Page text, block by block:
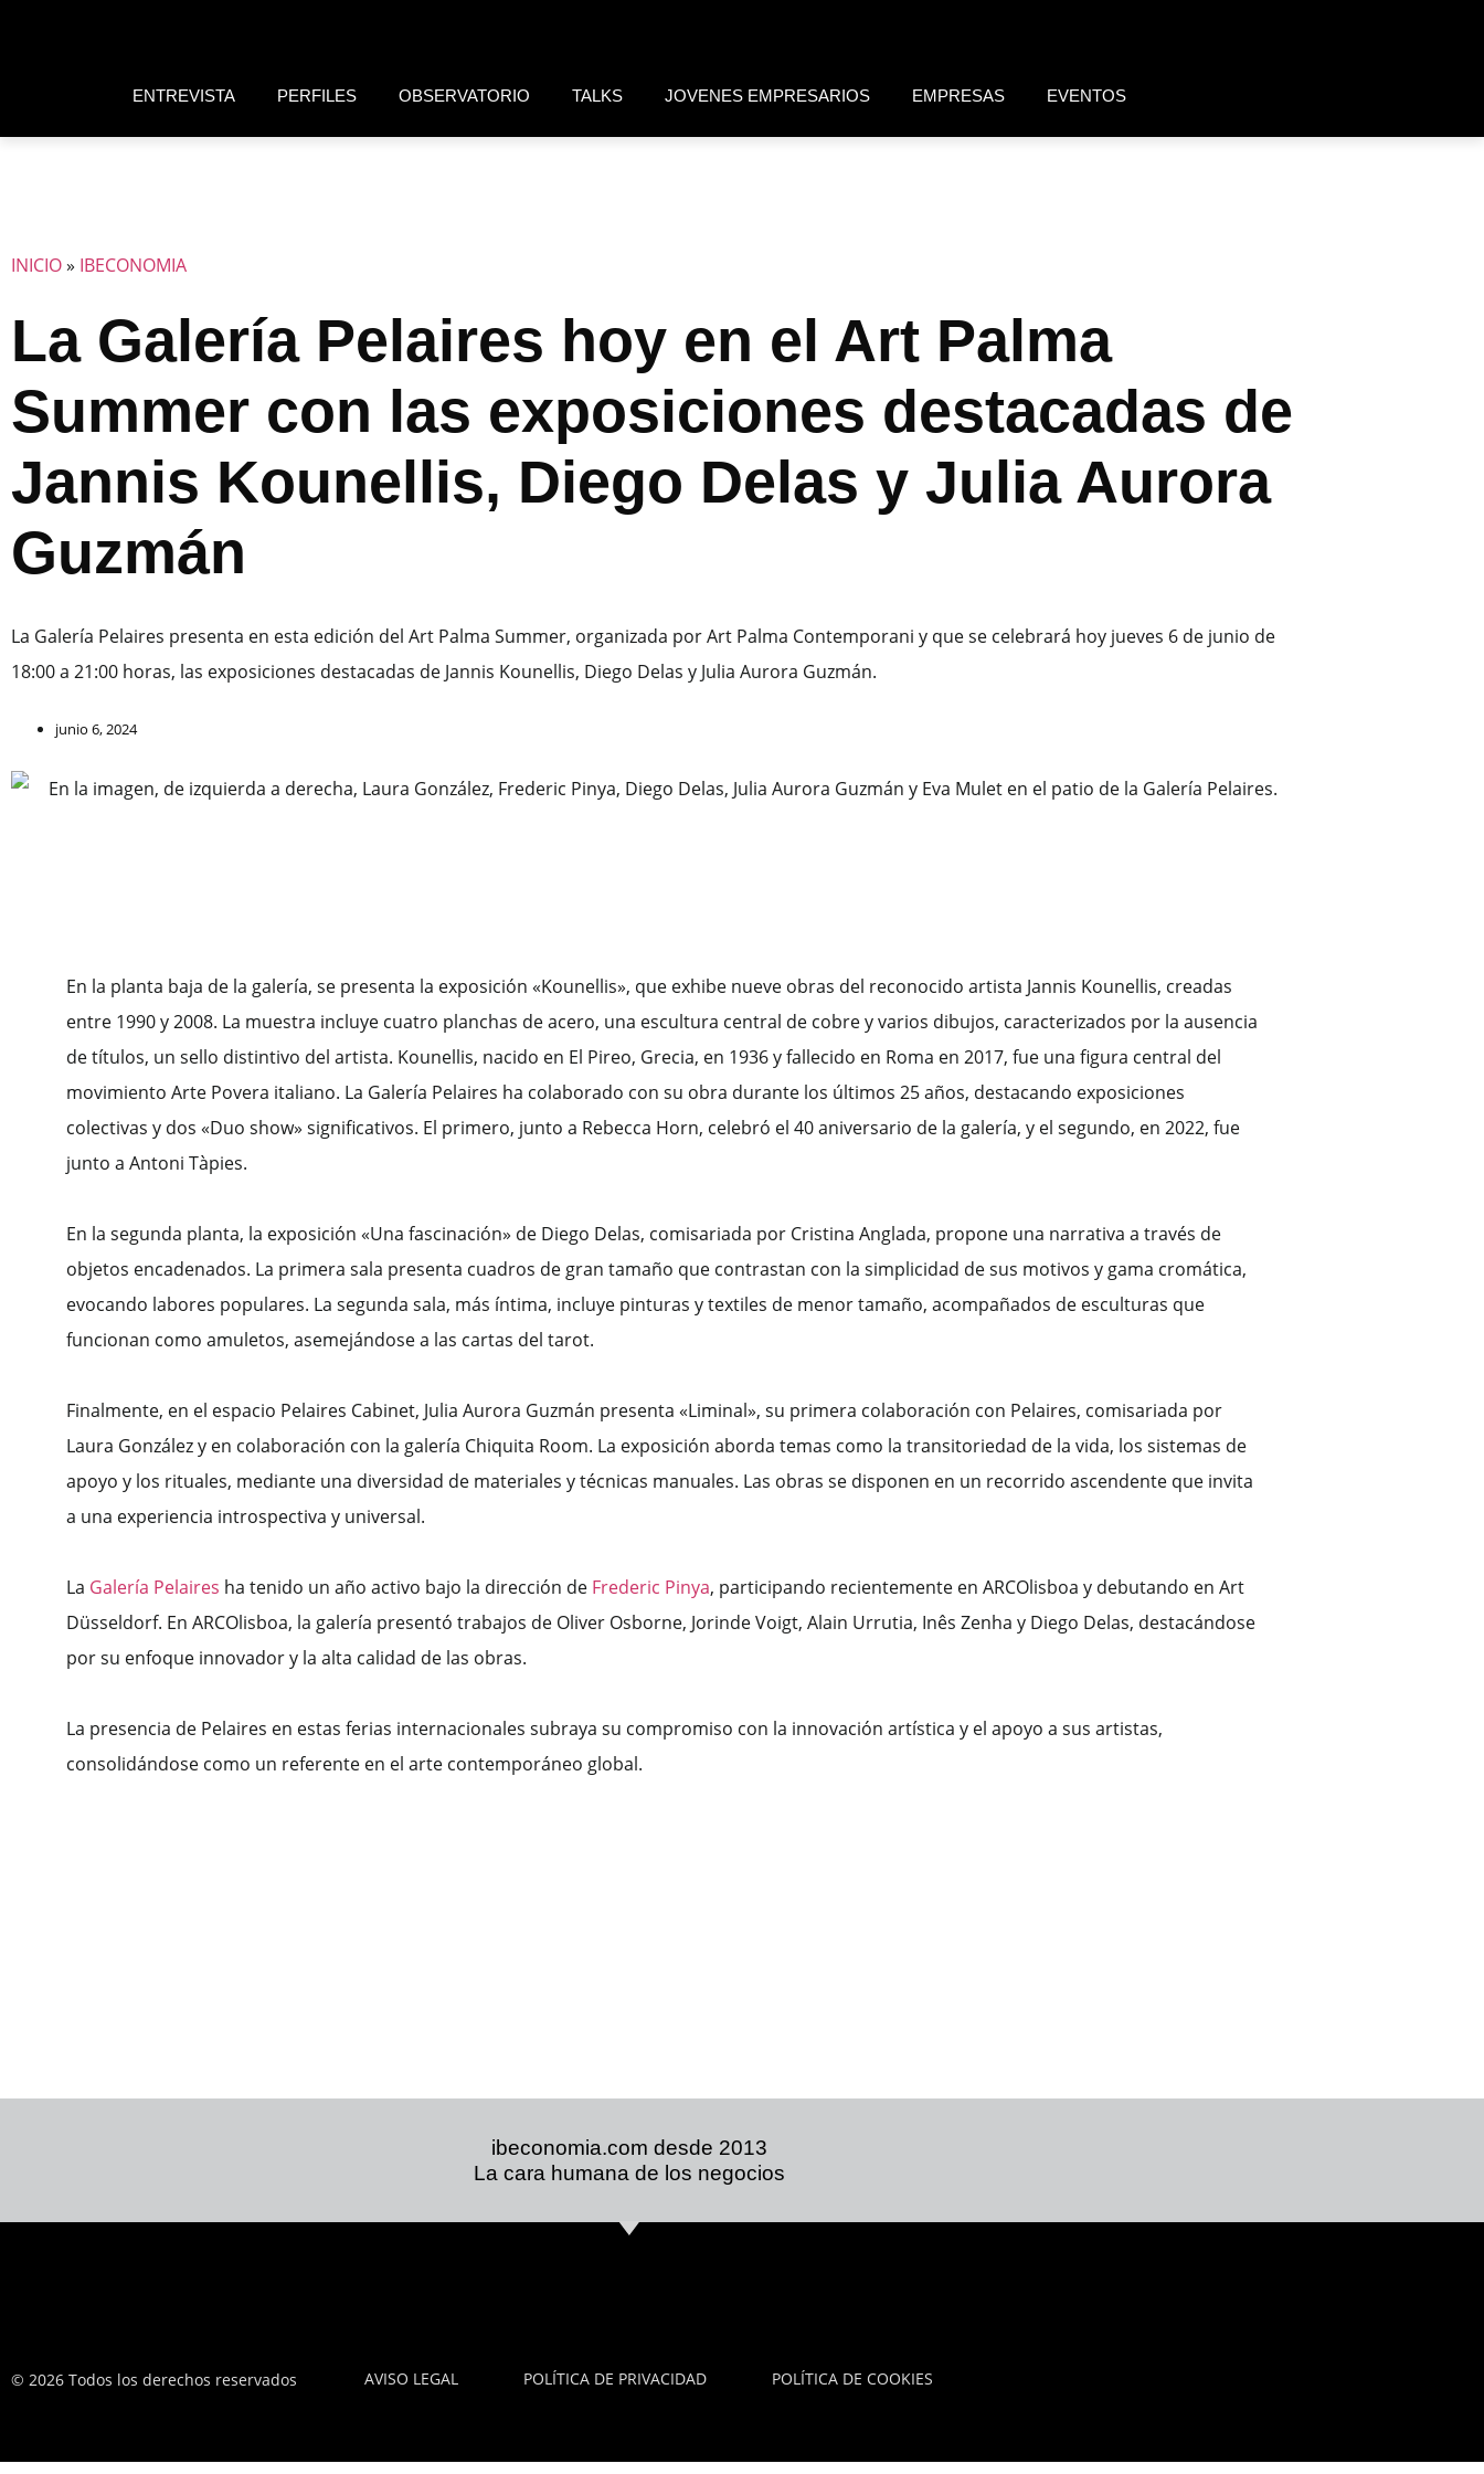
ENTREVISTA PERFILES OBSERVATORIO TALKS JOVENES EMPRESARIOS EMPRESAS EVENTOS
INICIO» IBECONOMIA
La Galería Pelaires hoy en el Art Palma
Summer con las exposiciones destacadas de
Jannis Kounellis, Diego Delas y Julia Aurora
Guzmán
La Galería Pelaires presenta en esta edición del Art Palma Summer, organizada por Art Palma Contemporani y que se celebrará hoy jueves 6 de junio de
18:00 a 21:00 horas, las exposiciones destacadas de Jannis Kounellis, Diego Delas y Julia Aurora Guzmán.
junio 6, 2024
En la planta baja de la galería, se presenta la exposición «Kounellis», que exhibe nueve obras del reconocido artista Jannis Kounellis, creadas
entre 1990 y 2008. La muestra incluye cuatro planchas de acero, una escultura central de cobre y varios dibujos, caracterizados por la ausencia
de títulos, un sello distintivo del artista. Kounellis, nacido en El Pireo, Grecia, en 1936 y fallecido en Roma en 2017, fue una figura central del
movimiento Arte Povera italiano. La Galería Pelaires ha colaborado con su obra durante los últimos 25 años, destacando exposiciones
colectivas y dos «Duo show» significativos. El primero, junto a Rebecca Horn, celebró el 40 aniversario de la galería, y el segundo, en 2022, fue
junto a Antoni Tàpies.
En la segunda planta, la exposición «Una fascinación» de Diego Delas, comisariada por Cristina Anglada, propone una narrativa a través de
objetos encadenados. La primera sala presenta cuadros de gran tamaño que contrastan con la simplicidad de sus motivos y gama cromática,
evocando labores populares. La segunda sala, más íntima, incluye pinturas y textiles de menor tamaño, acompañados de esculturas que
funcionan como amuletos, asemejándose a las cartas del tarot.
Finalmente, en el espacio Pelaires Cabinet, Julia Aurora Guzmán presenta «Liminal», su primera colaboración con Pelaires, comisariada por
Laura González y en colaboración con la galería Chiquita Room. La exposición aborda temas como la transitoriedad de la vida, los sistemas de
apoyo y los rituales, mediante una diversidad de materiales y técnicas manuales. Las obras se disponen en un recorrido ascendente que invita
a una experiencia introspectiva y universal.
La Galería Pelaires ha tenido un año activo bajo la dirección de Frederic Pinya, participando recientemente en ARCOlisboa y debutando en Art
Düsseldorf. En ARCOlisboa, la galería presentó trabajos de Oliver Osborne, Jorinde Voigt, Alain Urrutia, Inês Zenha y Diego Delas, destacándose
por su enfoque innovador y la alta calidad de las obras.
La presencia de Pelaires en estas ferias internacionales subraya su compromiso con la innovación artística y el apoyo a sus artistas,
consolidándose como un referente en el arte contemporáneo global.
ibeconomia.com desde 2013
La cara humana de los negocios
© 2026 Todos los derechos reservados AVISO LEGAL POLÍTICA DE PRIVACIDAD POLÍTICA DE COOKIES